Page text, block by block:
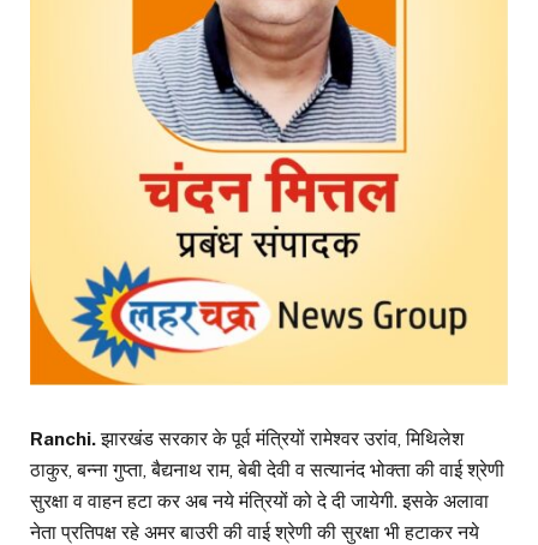
Ranchi.झारखंड सरकार के पूर्व मंत्रियों रामेश्वर उरांव, मिथिलेश
ठाकुर, बन्ना गुप्ता, बैद्यनाथ राम, बेबी देवी व सत्यानंद भोक्ता की वाई श्रेणी
सुरक्षा व वाहन हटा कर अब नये मंत्रियों को दे दी जायेगी. इसके अलावा
नेता प्रतिपक्ष रहे अमर बाउरी की वाई श्रेणी की सुरक्षा भी हटाकर नये